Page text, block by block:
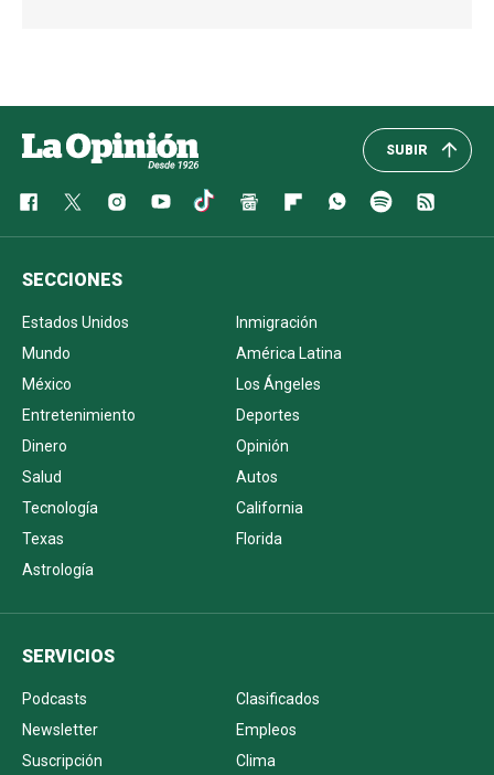
SUBIR
SECCIONES
Estados Unidos
Inmigración
Mundo
América Latina
México
Los Ángeles
Entretenimiento
Deportes
Dinero
Opinión
Salud
Autos
Tecnología
California
Texas
Florida
Astrología
SERVICIOS
Podcasts
Clasificados
Newsletter
Empleos
Suscripción
Clima